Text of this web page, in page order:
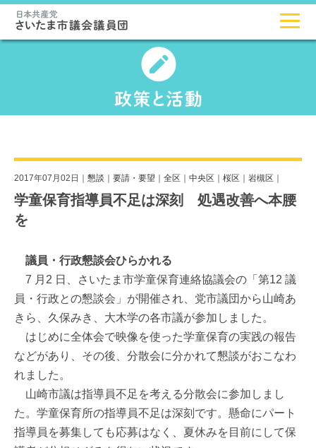
2017年07月02日｜ 懇談 要請・要望 全区 中央区 桜区 岩槻区
学童保育指導員不足は深刻 処遇改善へ本腰
を
議員・行政懇談会ひらかれる
7 月2 日、さいたま市学童保育連絡協議会の「第12 議
員・行政との懇談会」が開催され、党市議団から山崎あ
きら、久保みき、大木学の各市議が参加しました。
はじめに全体会で映像を使った学童保育の実践の報告
などがあり、その後、分散会に分かれて懇談がおこなわ
れました。
山崎市議は指導員不足を考える分散会に参加しまし
た。学童保育所の指導員不足は深刻です。懸命にパート
指導員を募集しても応募はなく、夏休みを目前にして保